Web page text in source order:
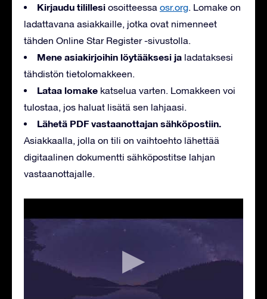
Kirjaudu tilillesi osoitteessa osr.org. Lomake on
ladattavana asiakkaille, jotka ovat nimenneet
tähden Online Star Register -sivustolla.
Mene asiakirjoihin löytääksesi ja ladataksesi
tähdistön tietolomakkeen.
Lataa lomake katselua varten. Lomakkeen voi
tulostaa, jos haluat lisätä sen lahjaasi.
Lähetä PDF vastaanottajan sähköpostiin.
Asiakkaalla, jolla on tili on vaihtoehto lähettää
digitaalinen dokumentti sähköpostitse lahjan
vastaanottajalle.